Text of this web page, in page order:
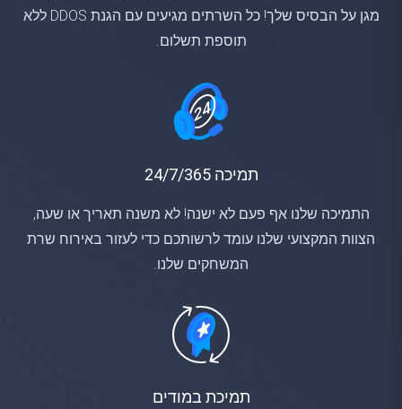
מגן על הבסיס שלך! כל השרתים מגיעים עם הגנת DDOS ללא
תוספת תשלום.
תמיכה 24/7/365
התמיכה שלנו אף פעם לא ישנה! לא משנה תאריך או שעה,
הצוות המקצועי שלנו עומד לרשותכם כדי לעזור באירוח שרת
המשחקים שלנו.
תמיכת במודים